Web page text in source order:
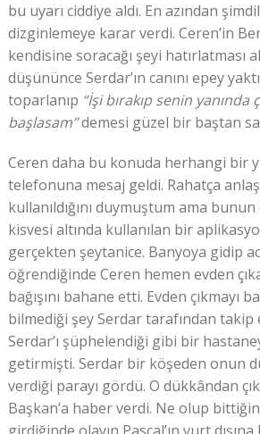
bu uyarı ciddiye aldı. En azından
dizginlemeye karar verdi. Ceren’in
kendisine soracağı şeyi hatırlatması
düşününce Serdar’ın canını epey
toparlanıp “İşi bırakıp senin yanında
başlasam”demesi güzel bir baştan
Ceren daha bu konuda herhangi bir
telefonuna mesaj geldi. Rahatça
kullanıldığını duymuştum ama bunun
kisvesi altında kullanılan bir
gerçekten şeytanice. Banyoya gidip
öğrendiğinde Ceren hemen evden
bağışını bahane etti. Evden çıkmayı
bilmediği şey Serdar tarafından takip
Serdar’ı şüphelendiği gibi bir
getirmişti. Serdar bir köşeden onun
verdiği parayı gördü. O dükkândan
Başkan’a haber verdi. Ne olup